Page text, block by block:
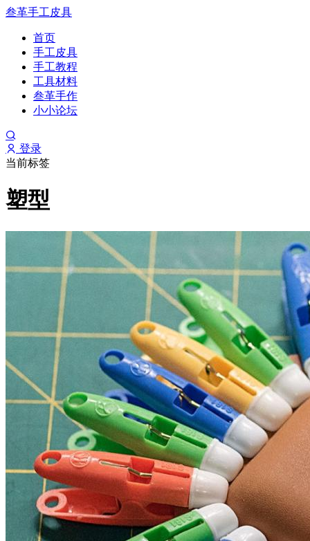
叁革手工皮具
首页
手工皮具
手工教程
工具材料
叁革手作
小小论坛
登录
当前标签
塑型